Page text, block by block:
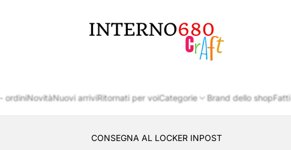
del
negozio
ordiniNovitàNuovi arriviRitornati per voiCategorie Brand dello shop
CONSEGNA AL LOCKER INPOST